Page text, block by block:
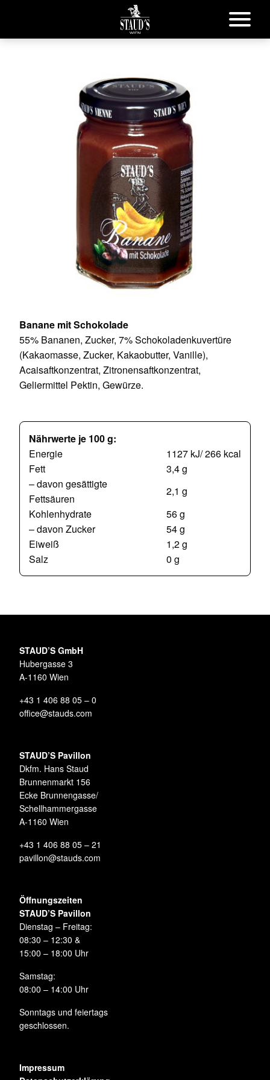
Banane mit Schokolade
55% Bananen, Zucker, 7% Schokoladenkuvertüre
(Kakaomasse, Zucker, Kakaobutter, Vanille),
Acaisaftkonzentrat, Zitronensaftkonzentrat,
Geliermittel Pektin, Gewürze.
Nährwerte je 100 g:
Energie
1127 kJ/ 266 kcal
Fett
3,4 g
– davon gesättigte
Fettsäuren
2,1 g
Kohlenhydrate
56 g
– davon Zucker
54 g
Eiweiß
1,2 g
Salz
0 g
STAUD’S GmbH
Hubergasse 3
A-1160 Wien
+43 1 406 88 05 – 0
office@stauds.com
STAUD’S Pavillon
Dkfm. Hans Staud
Brunnenmarkt 156
Ecke Brunnengasse/
Schellhammergasse
A-1160 Wien
+43 1 406 88 05 – 21
pavillon@stauds.com
Öffnungszeiten
STAUD’S Pavillon
Dienstag – Freitag:
08:30 – 12:30 &
15:00 – 18:00 Uhr
Samstag:
08:00 – 14:00 Uhr
Sonntags und feiertags
geschlossen.
Impressum